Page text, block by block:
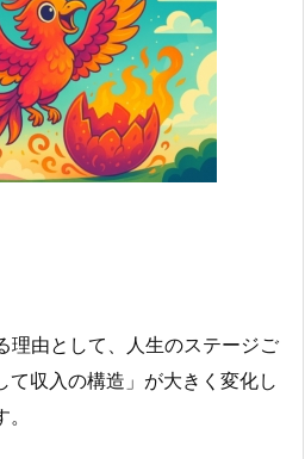
理由として、人生のステージご
て収入の構造」が大きく変化し